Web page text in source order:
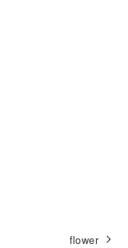
flower